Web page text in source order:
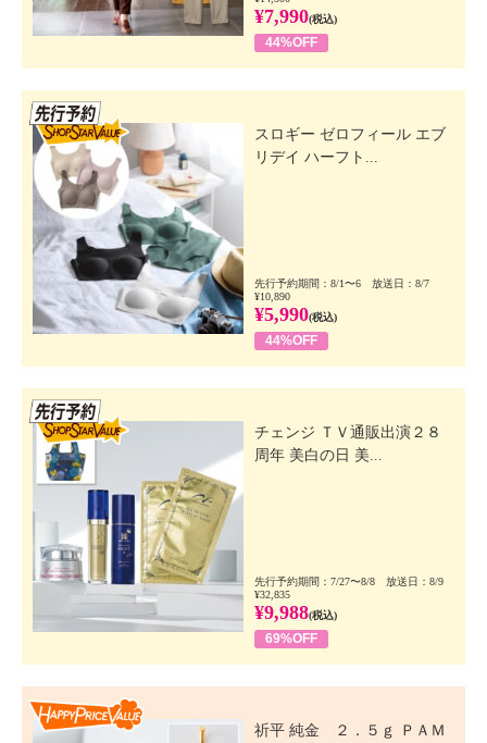
¥7,990(税込)
44%OFF
スロギー ゼロフィール エブ
リデイ ハーフト...
先行予約期間：8/1〜6 放送日：8/7
¥10,890
¥5,990(税込)
44%OFF
チェンジ ＴＶ通販出演２８
周年 美白の日 美...
先行予約期間：7/27〜8/8 放送日：8/9
¥32,835
¥9,988(税込)
69%OFF
祈平 純金 ２．５ｇ ＰＡＭ